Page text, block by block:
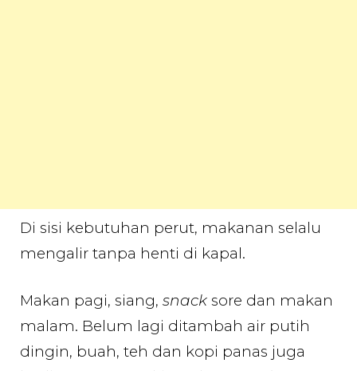
Di sisi kebutuhan perut, makanan selalu
mengalir tanpa henti di kapal.
Makan pagi, siang, snack sore dan makan
malam. Belum lagi ditambah air putih
dingin, buah, teh dan kopi panas juga